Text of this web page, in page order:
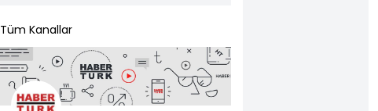
Tüm Kanallar